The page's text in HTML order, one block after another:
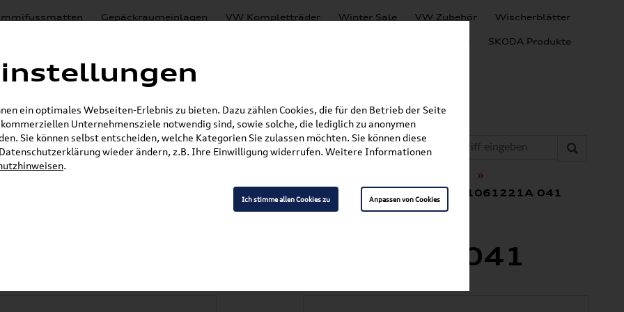
Gepäckraumeinlagen VW Kompletträder Winter Sale VW Zubehör Wischerblätter
SEAT Produkte SKODA Produkte
Lackierungen
E-Mail
»
Original Audi S3 Sportback/Limousine Gummifußmatten vorn, schwarz 8Y1061221A 041
Limousine
schwarz 8Y1061221A 041
ein optimales Webseiten-Erlebnis zu bieten. Dazu zählen Cookies, die für den Betrieb der Seite
Unternehmensziele notwendig sind, sowie solche, die lediglich zu anonymen
Sie können selbst entscheiden, welche Kategorien Sie zulassen möchten. Sie können diese
wieder ändern, z.B. Ihre Einwilligung widerrufen. Weitere Informationen
.
Ich stimme allen Cookies zu Anpassen von Cookies